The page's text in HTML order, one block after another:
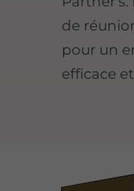
de
pour un
efficace